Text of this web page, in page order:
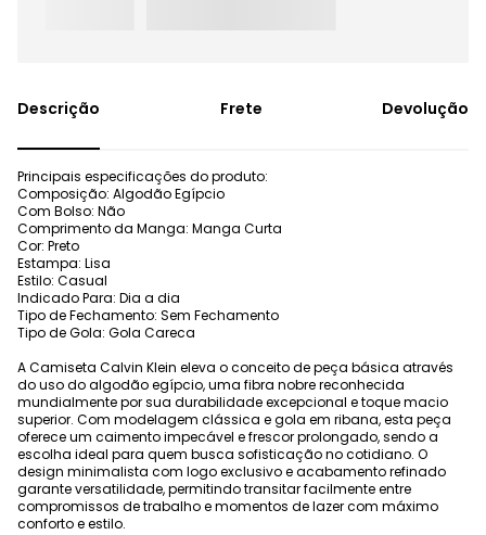
Frete Devolução
Principais especificações do produto:
Composição: Algodão Egípcio
Com Bolso: Não
Comprimento da Manga: Manga Curta
Cor: Preto
Estampa: Lisa
Estilo: Casual
Indicado Para: Dia a dia
Tipo de Fechamento: Sem Fechamento
Tipo de Gola: Gola Careca
A Camiseta Calvin Klein eleva o conceito de peça básica através
do uso do algodão egípcio, uma fibra nobre reconhecida
mundialmente por sua durabilidade excepcional e toque macio
superior. Com modelagem clássica e gola em ribana, esta peça
oferece um caimento impecável e frescor prolongado, sendo a
escolha ideal para quem busca sofisticação no cotidiano. O
design minimalista com logo exclusivo e acabamento refinado
garante versatilidade, permitindo transitar facilmente entre
compromissos de trabalho e momentos de lazer com máximo
conforto e estilo.